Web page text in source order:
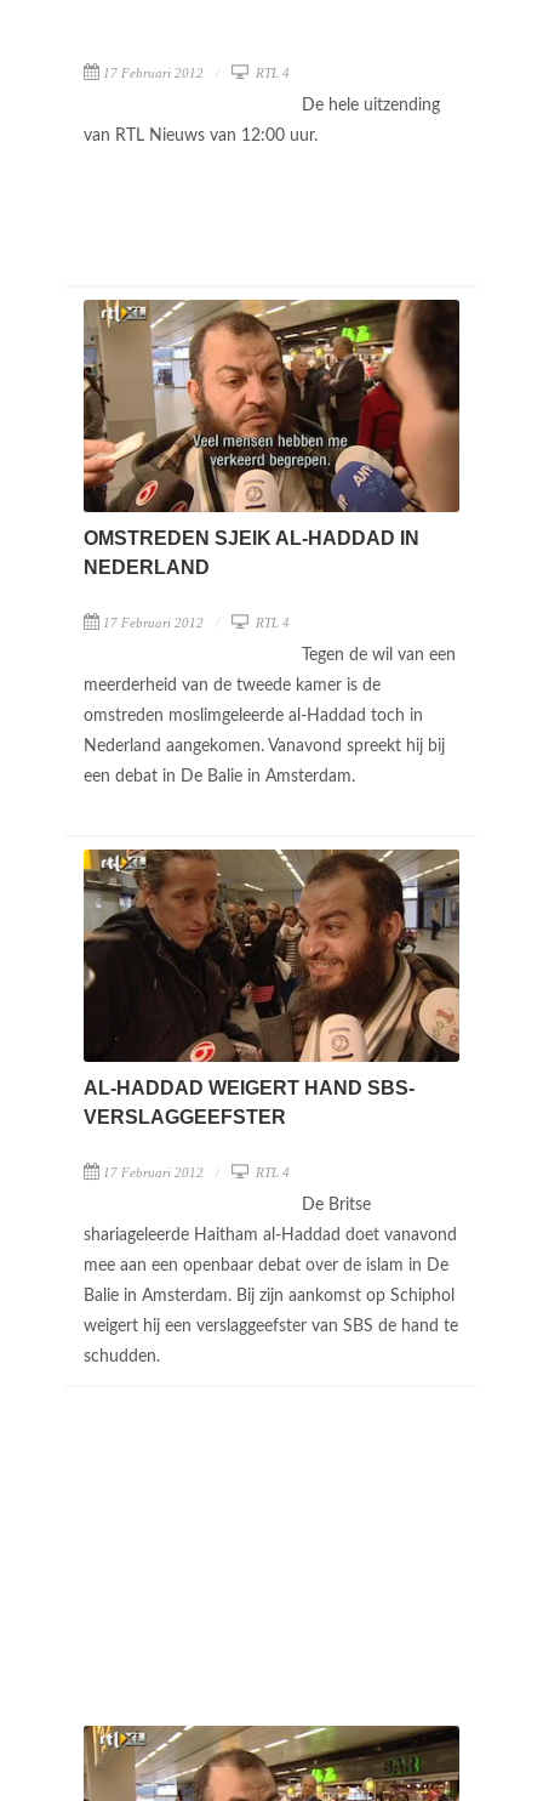
17 Februari 2012 RTL 4
De hele uitzending
van RTL Nieuws van 12:00 uur.
OMSTREDEN SJEIK AL-HADDAD IN
NEDERLAND
17 Februari 2012 RTL 4
Tegen de wil van een
meerderheid van de tweede kamer is de
omstreden moslimgeleerde al-Haddad toch in
Nederland aangekomen. Vanavond spreekt hij bij
een debat in De Balie in Amsterdam.
AL-HADDAD WEIGERT HAND SBS-
VERSLAGGEEFSTER
17 Februari 2012 RTL 4
De Britse
shariageleerde Haitham al-Haddad doet vanavond
mee aan een openbaar debat over de islam in De
Balie in Amsterdam. Bij zijn aankomst op Schiphol
weigert hij een verslaggeefster van SBS de hand te
schudden.